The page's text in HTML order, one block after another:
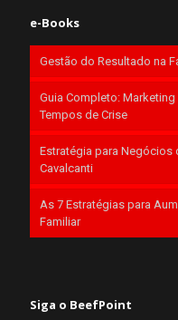
e-Books
Gestão do Resultado na
Guia Completo: Marketing
Tempos de Crise
Estratégia para Negócios
Cavalcanti
As 7 Estratégias para
Familiar
Siga o BeefPoint